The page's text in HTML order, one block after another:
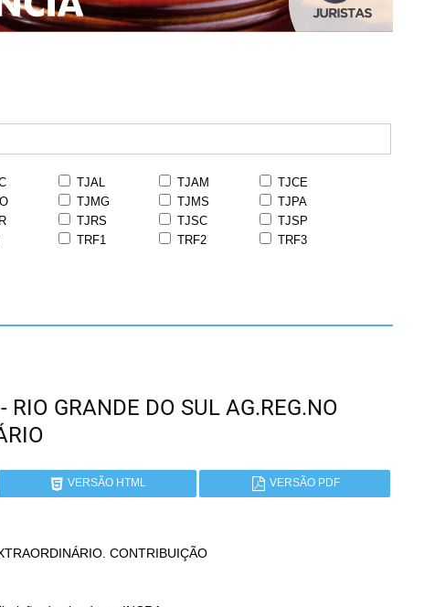
TJAL TJAM
TJCE
TJMG TJMS
TJPA
TJRS TJSC
TJSP
TRF1 TRF2
TRF3
GRANDE DO SUL AG.REG.NO
VERSÃO HTML VERSÃO PDF
CONTRIBUIÇÃO